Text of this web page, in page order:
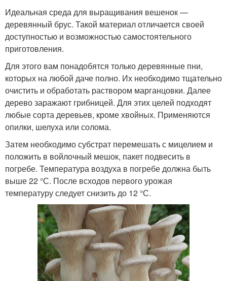
Идеальная среда для выращивания вешенок —
деревянный брус. Такой материал отличается своей
доступностью и возможностью самостоятельного
приготовления.
Для этого вам понадобятся только деревянные пни,
которых на любой даче полно. Их необходимо тщательно
очистить и обработать раствором марганцовки. Далее
дерево заражают грибницей. Для этих целей подходят
любые сорта деревьев, кроме хвойных. Применяются
опилки, шелуха или солома.
Затем необходимо субстрат перемешать с мицелием и
положить в войлочный мешок, пакет подвесить в
погребе. Температура воздуха в погребе должна быть
выше 22 °С. После всходов первого урожая
температуру следует снизить до 12 °С.